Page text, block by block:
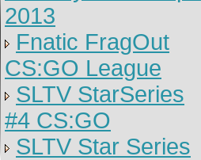
2013
Fnatic FragOut
CS:GO League
SLTV StarSeries
#4 CS:GO
SLTV Star Series